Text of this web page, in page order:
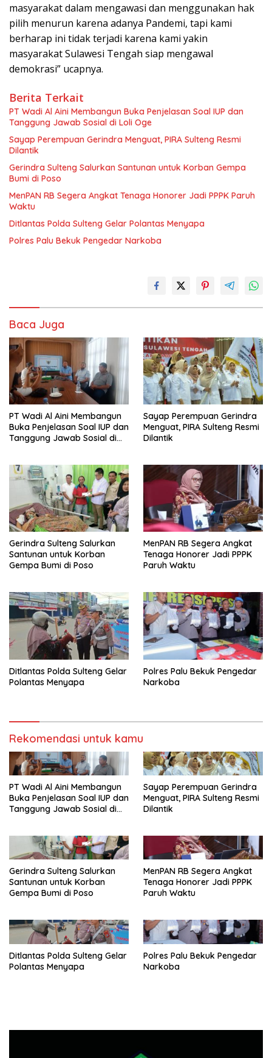
masyarakat dalam mengawasi dan menggunakan hak
pilih menurun karena adanya Pandemi, tapi kami
berharap ini tidak terjadi karena kami yakin
masyarakat Sulawesi Tengah siap mengawal
demokrasi” ucapnya.
Berita Terkait
PT Wadi Al Aini Membangun Buka Penjelasan Soal IUP dan
Tanggung Jawab Sosial di Loli Oge
Sayap Perempuan Gerindra Menguat, PIRA Sulteng Resmi
Dilantik
Gerindra Sulteng Salurkan Santunan untuk Korban Gempa
Bumi di Poso
MenPAN RB Segera Angkat Tenaga Honorer Jadi PPPK Paruh
Waktu
Ditlantas Polda Sulteng Gelar Polantas Menyapa
Polres Palu Bekuk Pengedar Narkoba
Baca Juga
PT Wadi Al Aini Membangun
Buka Penjelasan Soal IUP dan
Tanggung Jawab Sosial di
Sayap Perempuan Gerindra
Menguat, PIRA Sulteng Resmi
Dilantik
Gerindra Sulteng Salurkan
Santunan untuk Korban
Gempa Bumi di Poso
MenPAN RB Segera Angkat
Tenaga Honorer Jadi PPPK
Paruh Waktu
Ditlantas Polda Sulteng Gelar
Polantas Menyapa
Polres Palu Bekuk Pengedar
Narkoba
Rekomendasi untuk kamu
PT Wadi Al Aini Membangun
Buka Penjelasan Soal IUP dan
Tanggung Jawab Sosial di
Sayap Perempuan Gerindra
Menguat, PIRA Sulteng Resmi
Dilantik
Gerindra Sulteng Salurkan
Santunan untuk Korban
Gempa Bumi di Poso
MenPAN RB Segera Angkat
Tenaga Honorer Jadi PPPK
Paruh Waktu
Ditlantas Polda Sulteng Gelar
Polantas Menyapa
Polres Palu Bekuk Pengedar
Narkoba